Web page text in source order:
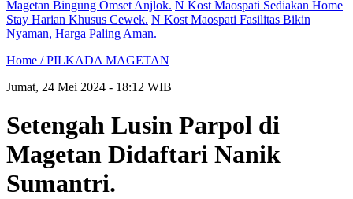
Magetan Bingung Omset Anjlok. N Kost Maospati Sediakan Home
Stay Harian Khusus Cewek. N Kost Maospati Fasilitas Bikin
Nyaman, Harga Paling Aman.
Home /PILKADA MAGETAN
Jumat, 24 Mei 2024 - 18:12 WIB
Setengah Lusin Parpol di
Magetan Didaftari Nanik
Sumantri.